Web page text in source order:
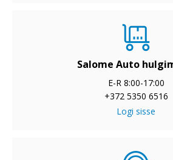
Salome Auto
E-R 8:00-17:00
+372 5350 6516
Logi sisse